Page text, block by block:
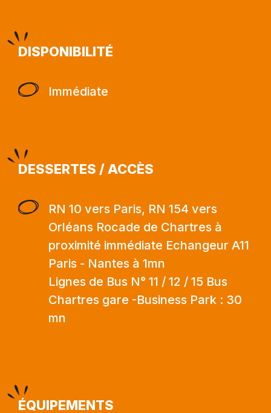
DISPONIBILITÉ
Immédiate
DESSERTES / ACCÈS
RN 10 vers Paris, RN 154 vers
Orléans Rocade de Chartres à
proximité immédiate Echangeur A11
Paris - Nantes à 1mn
Lignes de Bus N° 11 / 12 / 15 Bus
Chartres gare -Business Park : 30
mn
ÉQUIPEMENTS